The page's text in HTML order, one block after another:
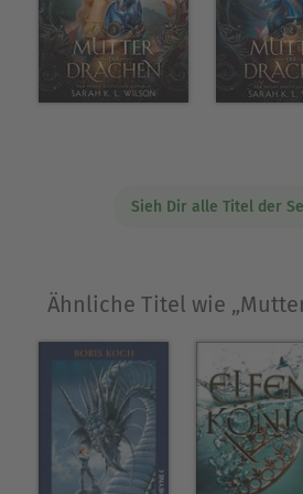
Sieh Dir alle Titel der
Ähnliche Titel wie